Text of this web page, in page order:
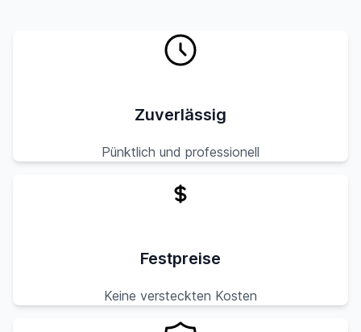
Zuverlässig
Pünktlich und professionell
Festpreise
Keine versteckten Kosten